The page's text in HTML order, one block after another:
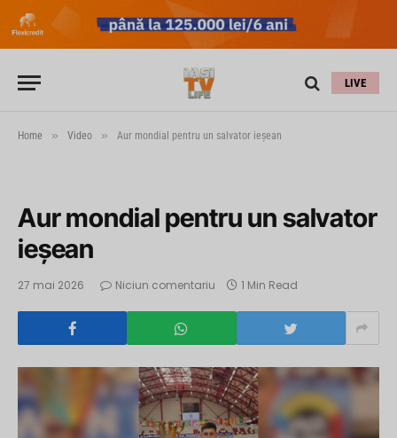
LIVE
Home » Video » Aur mondial pentru un salvator ieşean
Aur mondial pentru un salvator
ieşean
27 mai 2026 Niciun comentariu 1 Min Read